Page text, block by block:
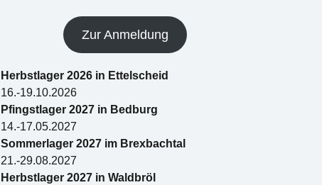
Zur Anmeldung
Herbstlager 2026 in Ettelscheid
16.-19.10.2026
Pfingstlager 2027 in Bedburg
14.-17.05.2027
Sommerlager 2027 im Brexbachtal
21.-29.08.2027
Herbstlager 2027 in Waldbröl